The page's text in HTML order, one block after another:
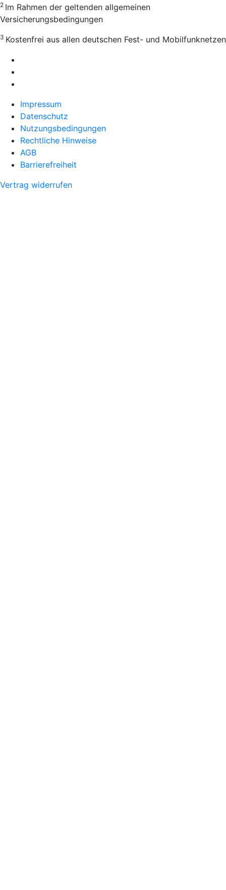
2 Im Rahmen der geltenden allgemeinen
Versicherungsbedingungen
3 Kostenfrei aus allen deutschen Fest- und Mobilfunknetzen
Impressum
Datenschutz
Nutzungsbedingungen
Rechtliche Hinweise
AGB
Barrierefreiheit
Vertrag widerrufen